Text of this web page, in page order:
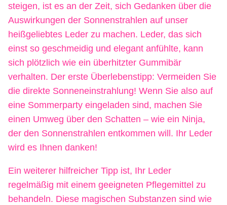
steigen, ist es an der Zeit, sich Gedanken über die
Auswirkungen der Sonnenstrahlen auf unser
heißgeliebtes Leder zu machen. Leder, das sich
einst so geschmeidig und elegant anfühlte, kann
sich plötzlich wie ein überhitzter Gummibär
verhalten. Der erste Überlebenstipp: Vermeiden Sie
die direkte Sonneneinstrahlung! Wenn Sie also auf
eine Sommerparty eingeladen sind, machen Sie
einen Umweg über den Schatten – wie ein Ninja,
der den Sonnenstrahlen entkommen will. Ihr Leder
wird es Ihnen danken!
Ein weiterer hilfreicher Tipp ist, Ihr Leder
regelmäßig mit einem geeigneten Pflegemittel zu
behandeln. Diese magischen Substanzen sind wie